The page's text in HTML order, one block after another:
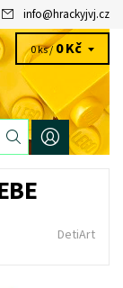
info@hrackyjvj.cz
0 ks /0 Kč
DetiArt